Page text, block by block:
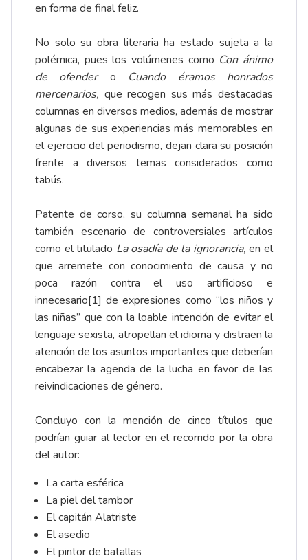
en forma de final feliz.
No solo su obra literaria ha estado sujeta a la
polémica, pues los volúmenes como Con ánimo
de ofender o Cuando éramos honrados
mercenarios, que recogen sus más destacadas
columnas en diversos medios, además de mostrar
algunas de sus experiencias más memorables en
el ejercicio del periodismo, dejan clara su posición
frente a diversos temas considerados como
tabús.
Patente de corso, su columna semanal ha sido
también escenario de controversiales artículos
como el titulado La osadía de la ignorancia,en el
que arremete con conocimiento de causa y no
poca razón contra el uso artificioso e
innecesario[1] de expresiones como “los niños y
las niñas” que con la loable intención de evitar el
lenguaje sexista, atropellan el idioma y distraen la
atención de los asuntos importantes que deberían
encabezar la agenda de la lucha en favor de las
reivindicaciones de género.
Concluyo con la mención de cinco títulos que
podrían guiar al lector en el recorrido por la obra
del autor:
La carta esférica
La piel del tambor
El capitán Alatriste
El asedio
El pintor de batallas